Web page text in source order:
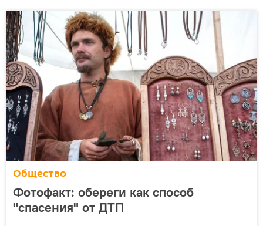
Общество
Фотофакт: обереги как способ
"спасения" от ДТП